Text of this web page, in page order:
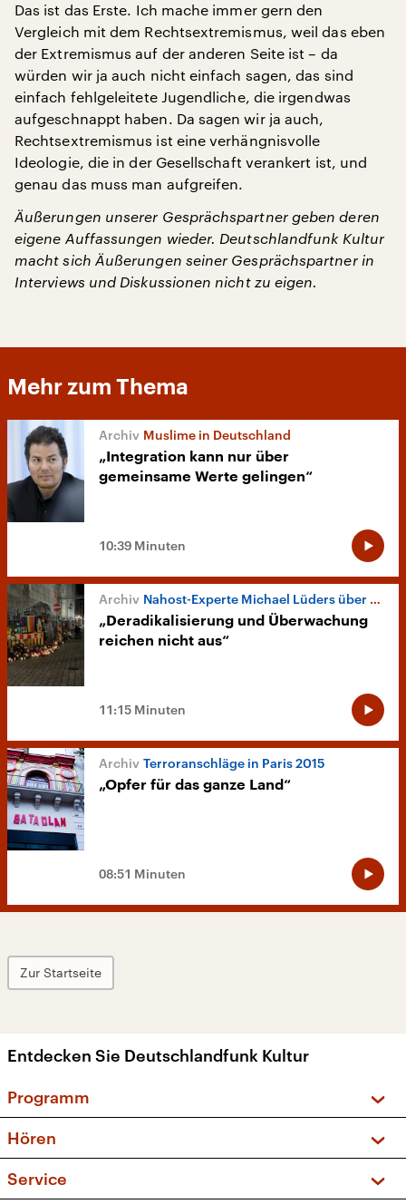
Das ist das Erste. Ich mache immer gern den
Vergleich mit dem Rechtsextremismus, weil das eben
der Extremismus auf der anderen Seite ist – da
würden wir ja auch nicht einfach sagen, das sind
einfach fehlgeleitete Jugendliche, die irgendwas
aufgeschnappt haben. Da sagen wir ja auch,
Rechtsextremismus ist eine verhängnisvolle
Ideologie, die in der Gesellschaft verankert ist, und
genau das muss man aufgreifen.
Äußerungen unserer Gesprächspartner geben deren
eigene Auffassungen wieder. Deutschlandfunk Kultur
macht sich Äußerungen seiner Gesprächspartner in
Interviews und Diskussionen nicht zu eigen.
Mehr zum Thema
Muslime in Deutschland
„Integration kann nur über
gemeinsame Werte gelingen“
10:39 Minuten
Nahost-Experte Michael Lüders über Dschihadisten
„Deradikalisierung und Überwachung
reichen nicht aus“
11:15 Minuten
Terroranschläge in Paris 2015
„Opfer für das ganze Land“
08:51 Minuten
Zur Startseite
Entdecken Sie Deutschlandfunk Kultur
Programm
Sendungen und Podcasts
Musikliste
Hören
Service